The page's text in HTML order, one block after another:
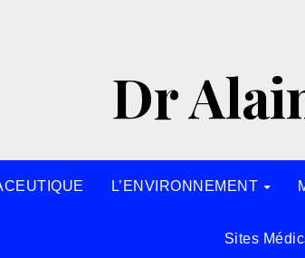
Dr
L’ENVIRONNEMENT
Sites